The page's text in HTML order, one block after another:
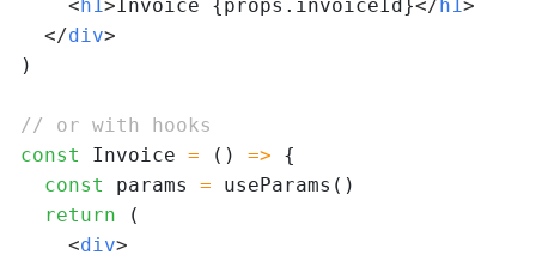
< h1 > Invoice {props.invoiceId}</ h1 >
</div>
)
// or with hooks
const
Invoice = () => {
const
params = useParams()
return (
<div>